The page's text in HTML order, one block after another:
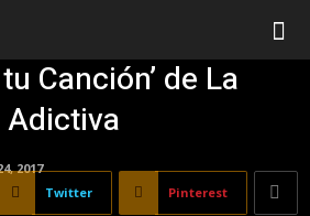
Canción’ de La
Adictiva
2017
Twitter Pinterest